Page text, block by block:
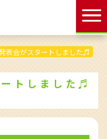
表会がスタートしました♬
トしました♬